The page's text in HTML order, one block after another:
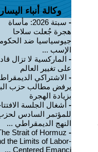
وكالة أنباء اليسار
-
سبتة 2026: مأساة
هجرة جُعلت سلاحا
جيوسياسيا ضد
الإسب ...
- الماركسية لا تزال
على تغيير العالم
- الاشتراكي
يرفض مطالب حزب
بزيادة الهجرة
- أشغال الجلسة
للمؤتمر السادس
النهج الديمقراطي ...
-
Strait of Hormuz
the Limits of Labor-
Centered Emanci ...